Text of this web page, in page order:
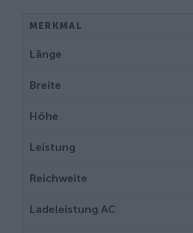
MERKMAL
Länge
Breite
Höhe
Leistung
Reichweite
Ladeleistung AC